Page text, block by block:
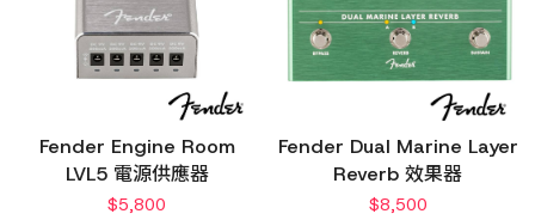
Fender Engine Room
LVL5 電源供應器
$5,800
Fender Dual Marine Layer
Reverb 效果器
$8,500